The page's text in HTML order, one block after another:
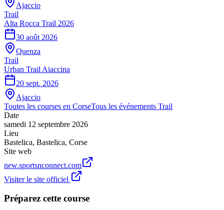
Ajaccio
Trail
Alta Rocca Trail 2026
30 août 2026
Quenza
Trail
Urban Trail Aiaccina
20 sept. 2026
Ajaccio
Toutes les courses en CorseTous les événements Trail
Date
samedi 12 septembre 2026
Lieu
Bastelica, Bastelica, Corse
Site web
new.sportsnconnect.com
Visiter le site officiel
Préparez cette course